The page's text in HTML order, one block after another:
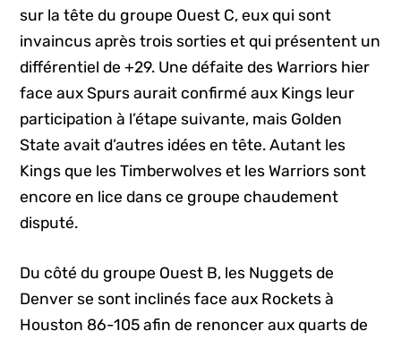
sur la tête du groupe Ouest C, eux qui sont
invaincus après trois sorties et qui présentent un
différentiel de +29. Une défaite des Warriors hier
face aux Spurs aurait confirmé aux Kings leur
participation à l’étape suivante, mais Golden
State avait d’autres idées en tête. Autant les
Kings que les Timberwolves et les Warriors sont
encore en lice dans ce groupe chaudement
disputé.
Du côté du groupe Ouest B, les Nuggets de
Denver se sont inclinés face aux Rockets à
Houston 86-105 afin de renoncer aux quarts de